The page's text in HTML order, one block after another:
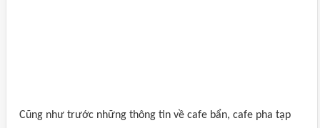
Cũng như trước những thông tin về cafe bẩn, cafe pha tạp